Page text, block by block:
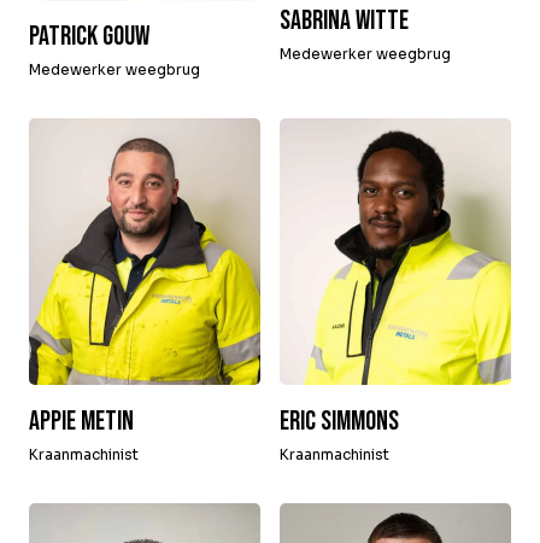
Patrick Gouw
Medewerker weegbrug
Sabrina Witte
Medewerker weegbrug
Appie Metin
Kraanmachinist
Eric Simmons
Kraanmachinist